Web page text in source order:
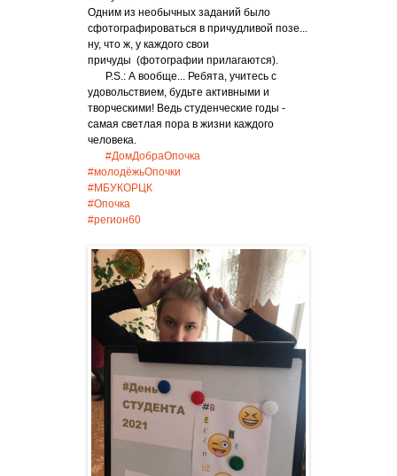
Одним из необычных заданий было
сфотографироваться в причудливой позе...
ну, что ж, у каждого свои
причуды (фотографии прилагаются).
P.S.: А вообще... Ребята, учитесь с
удовольствием, будьте активными и
творческими! Ведь студенческие годы -
самая светлая пора в жизни каждого
человека.
#ДомДобраОпочка
#молодёжьОпочки
#МБУКОРЦК
#Опочка
#регион60